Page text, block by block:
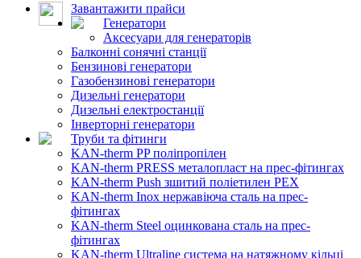
Завантажити прайси
Генератори
Аксесуари для генераторів
Балконні сонячні станції
Бензинові генератори
Газобензинові генератори
Дизельні генератори
Дизельні електростанції
Інверторні генератори
Труби та фітинги
KAN-therm PP поліпропілен
KAN-therm PRESS металопласт на прес-фітингах
KAN-therm Push зшитий поліетилен PEX
KAN-therm Inox нержавіюча сталь на прес-
фітингах
KAN-therm Steel оцинкована сталь на прес-
фітингах
KAN-therm Ultraline система на натяжному кільці